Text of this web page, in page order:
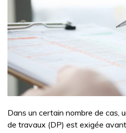
Dans un certain nombre de cas,
de travaux (DP) est exigée